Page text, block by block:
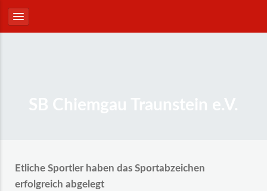
Etliche Sportler haben das Sportabzeichen
erfolgreich abgelegt